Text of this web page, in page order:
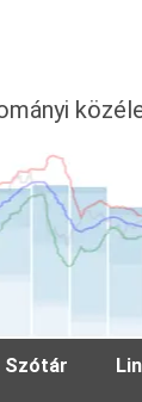
Szótár